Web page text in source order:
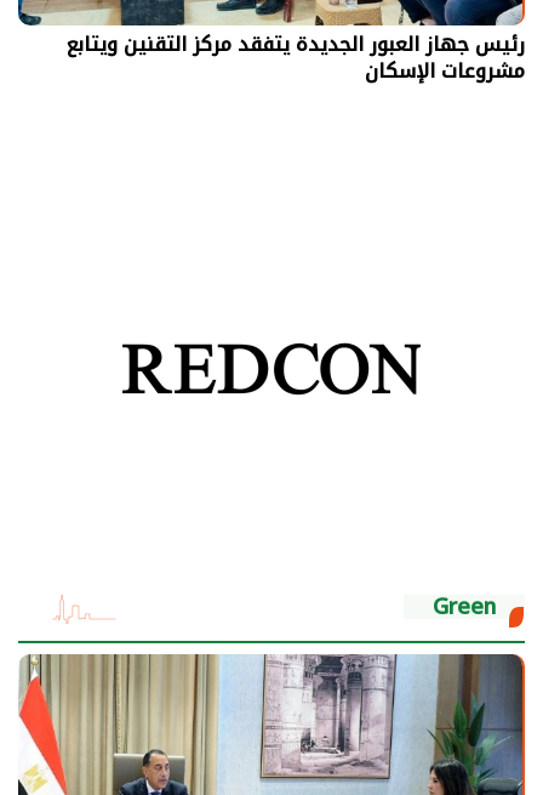
رئيس جهاز العبور الجديدة يتفقد مركز التقنين ويتابع
مشروعات الإسكان
Green